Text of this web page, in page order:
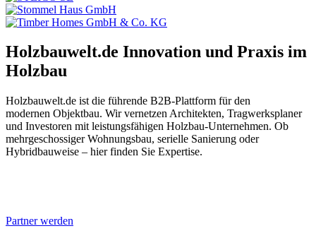
Holzbauwelt.de Innovation und Praxis im
Holzbau
Holzbauwelt.de ist die führende B2B-Plattform für den
modernen Objektbau. Wir vernetzen Architekten, Tragwerksplaner
und Investoren mit leistungsfähigen Holzbau-Unternehmen. Ob
mehrgeschossiger Wohnungsbau, serielle Sanierung oder
Hybridbauweise – hier finden Sie Expertise.
Partner werden